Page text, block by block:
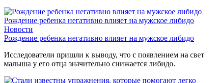
Рождение ребенка негативно влияет на мужское либидо
Новости
Рождение ребенка негативно влияет на мужское либидо
Исследователи пришли к выводу, что с появлением на свет
малыша у его отца значительно снижается либидо.